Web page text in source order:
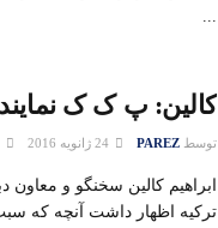
کالین: پ ک ک
توسط PAREZ
ابراهیم کالین سخنگو و
ترکیه اظهار داشت آنچه که سبب